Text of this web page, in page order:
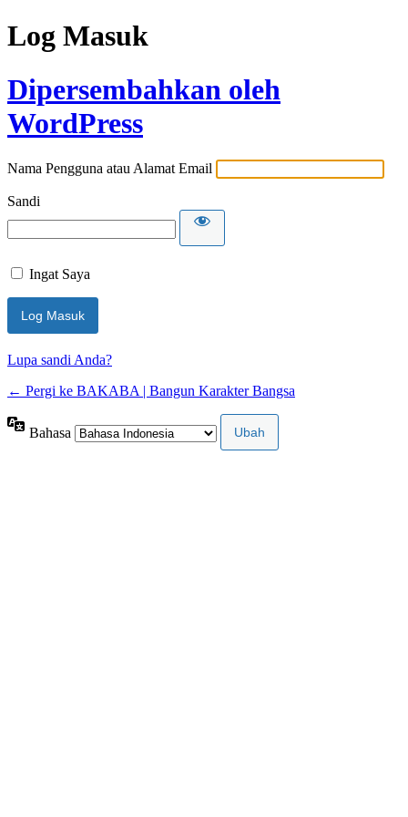
Log Masuk
Dipersembahkan oleh
WordPress
Nama Pengguna atau Alamat Email
Sandi
Ingat Saya
Lupa sandi Anda?
← Pergi ke BAKABA | Bangun Karakter Bangsa
Bahasa